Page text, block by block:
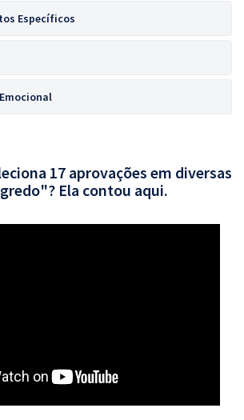
Específicos
17 aprovações em diversas
Ela contou aqui.